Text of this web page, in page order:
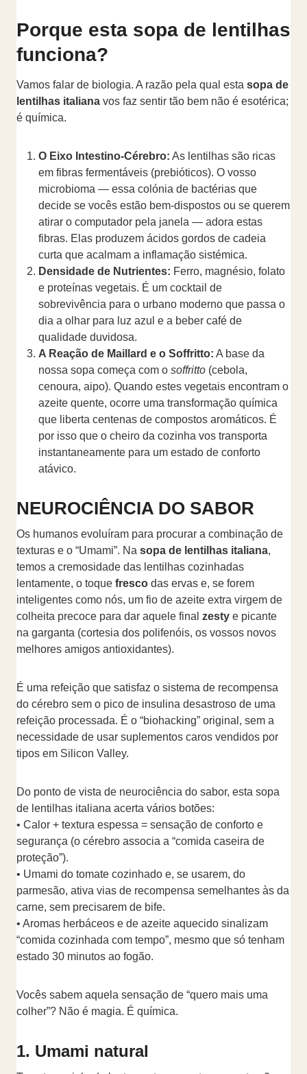
Porque esta sopa de lentilhas
funciona?
Vamos falar de biologia. A razão pela qual esta sopa de
lentilhas italiana vos faz sentir tão bem não é esotérica;
é química.
O Eixo Intestino-Cérebro: As lentilhas são ricas
em fibras fermentáveis (prebióticos). O vosso
microbioma — essa colónia de bactérias que
decide se vocês estão bem-dispostos ou se querem
atirar o computador pela janela — adora estas
fibras. Elas produzem ácidos gordos de cadeia
curta que acalmam a inflamação sistémica.
Densidade de Nutrientes: Ferro, magnésio, folato
e proteínas vegetais. É um cocktail de
sobrevivência para o urbano moderno que passa o
dia a olhar para luz azul e a beber café de
qualidade duvidosa.
A Reação de Maillard e o Soffritto: A base da
nossa sopa começa com o soffritto (cebola,
cenoura, aipo). Quando estes vegetais encontram o
azeite quente, ocorre uma transformação química
que liberta centenas de compostos aromáticos. É
por isso que o cheiro da cozinha vos transporta
instantaneamente para um estado de conforto
atávico.
NEUROCIÊNCIA DO SABOR
Os humanos evoluíram para procurar a combinação de
texturas e o “Umami”. Na sopa de lentilhas italiana,
temos a cremosidade das lentilhas cozinhadas
lentamente, o toque fresco das ervas e, se forem
inteligentes como nós, um fio de azeite extra virgem de
colheita precoce para dar aquele final zesty e picante
na garganta (cortesia dos polifenóis, os vossos novos
melhores amigos antioxidantes).
É uma refeição que satisfaz o sistema de recompensa
do cérebro sem o pico de insulina desastroso de uma
refeição processada. É o “biohacking” original, sem a
necessidade de usar suplementos caros vendidos por
tipos em Silicon Valley.
Do ponto de vista de neurociência do sabor, esta sopa
de lentilhas italiana acerta vários botões:
• Calor + textura espessa = sensação de conforto e
segurança (o cérebro associa a “comida caseira de
proteção”).
• Umami do tomate cozinhado e, se usarem, do
parmesão, ativa vias de recompensa semelhantes às da
carne, sem precisarem de bife.
• Aromas herbáceos e de azeite aquecido sinalizam
“comida cozinhada com tempo”, mesmo que só tenham
estado 30 minutos ao fogão.
Vocês sabem aquela sensação de “quero mais uma
colher”? Não é magia. É química.
1. Umami natural